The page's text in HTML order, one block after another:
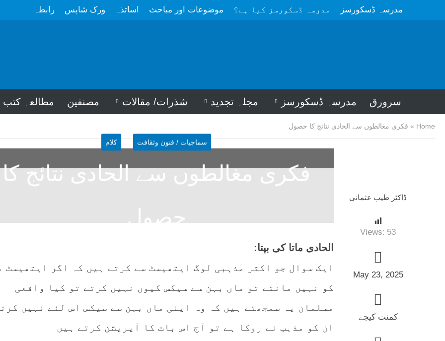
مدرسہ ڈسکورسز مدرسہ ڈسکورسز کیا ہے؟ موضوعات اور مباحث اساتذہ ورک شاپس رابطہ
سرورق مدرسہ ڈسکورسز مجلہ تجدید شذرات/ مقالات مصنفین مطالعہ کتب
Home
» فکری مغالطوں سے الحادی نتائج کا حصول
ڈاکٹر طیب عثمانی
Views: 53
May 23, 2025
کمنت کیجے
سماجیات / فنون وثقافت کلام
فکری مغالطوں سے الحادی نتائج کا
حصول
الحادی ماتا کی بپتا:
ایک سوال جو اکثر مذہبی لوگ ایتھیسٹ سے کرتے ہیں کہ اگر ایتھیسٹ
کو نہیں مانتے تو ماں بہن سے سیکس کیوں نہیں کرتے تو کیا واقعی
مسلمان یہ سمجھتے ہیں کہ وہ اپنی ماں بہن سے سیکس اس لئے نہیں
ان کو مذہب نے روکا ہے تو آج اس بات کا آپریشن کرتے ہیں